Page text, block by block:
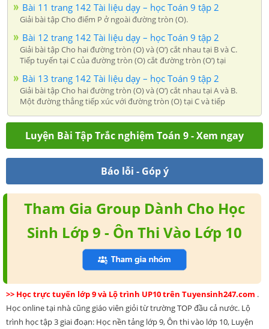
Bài 11 trang 142 Tài liệu dạy – học Toán 9 tập 2
Giải bài tập Cho điểm P ở ngoài đường tròn (O).
Bài 12 trang 142 Tài liệu dạy – học Toán 9 tập 2
Giải bài tập Cho hai đường tròn (O) và (O’) cắt nhau tại B và C.
Tiếp tuyến tại C của đường tròn (O) cắt đường tròn (O’) tại
Bài 13 trang 142 Tài liệu dạy – học Toán 9 tập 2
Giải bài tập Cho hai đường tròn (O) và (O’) cắt nhau tại A và B.
Một đường thẳng tiếp xúc với đường tròn (O) tại C và tiếp
Luyện Bài Tập Trắc nghiệm Toán 9 - Xem ngay
Báo lỗi - Góp ý
Tham Gia Group Dành Cho Học
Sinh Lớp 9 - Ôn Thi Vào Lớp 10
>> Học trực tuyến lớp 9 và Lộ trình UP10 trên Tuyensinh247.com .
Học online tại nhà cũng giáo viên giỏi từ trường TOP đầu cả nước. Lộ
trình học tập 3 giai đoạn: Học nền tảng lớp 9, Ôn thi vào lớp 10, Luyện